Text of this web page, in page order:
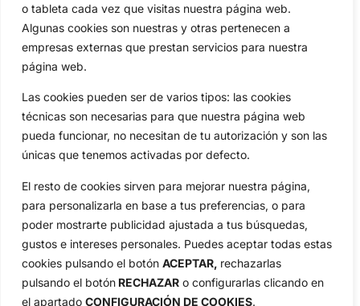
o tableta cada vez que visitas nuestra página web.
Algunas cookies son nuestras y otras pertenecen a
empresas externas que prestan servicios para nuestra
página web.
Las cookies pueden ser de varios tipos: las cookies
técnicas son necesarias para que nuestra página web
pueda funcionar, no necesitan de tu autorización y son las
únicas que tenemos activadas por defecto.
El resto de cookies sirven para mejorar nuestra página,
para personalizarla en base a tus preferencias, o para
poder mostrarte publicidad ajustada a tus búsquedas,
gustos e intereses personales. Puedes aceptar todas estas
cookies pulsando el botón ACEPTAR, rechazarlas
pulsando el botón RECHAZAR o configurarlas clicando en
el apartado CONFIGURACIÓN DE COOKIES.
Actualidad
Amateurs
Circuitos
Ryder Cup
Reglas
Compañía
Aviso Legal
Política de Privacidad
Publicidad
Newsletters
Copyright © 2025 OpenGolf | Diseño por